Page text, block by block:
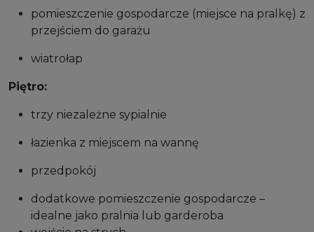
pomieszczenie gospodarcze (miejsce na pralkę) z
przejściem do garażu
wiatrołap
Piętro:
trzy niezależne sypialnie
łazienka z miejscem na wannę
przedpokój
dodatkowe pomieszczenie gospodarcze –
idealne jako pralnia lub garderoba